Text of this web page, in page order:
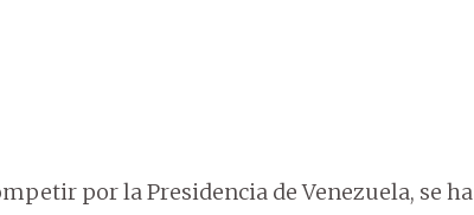
por la Presidencia de Venezuela, se ha